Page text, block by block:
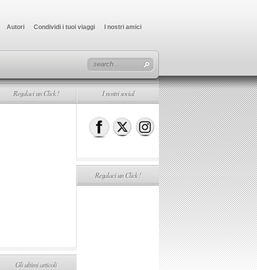
Autori Condividi i tuoi viaggi I nostri amici
Regalaci un Click !
Gli ultimi articoli
I nostri social
Regalaci un Click !